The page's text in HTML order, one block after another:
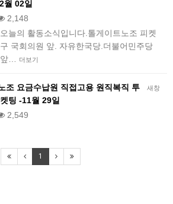
월 02일
2,148
늘의 활동소식입니다.톨게이트노조 피켓
국회의원 앞. 자유한국당.더불어민주당
…
더보기
새창
조 요금수납원 직접고용 원직복직 투
팅 -11월 29일
2,549
1